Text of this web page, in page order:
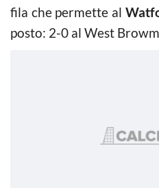
fila che permette al
posto: 2-0 al West